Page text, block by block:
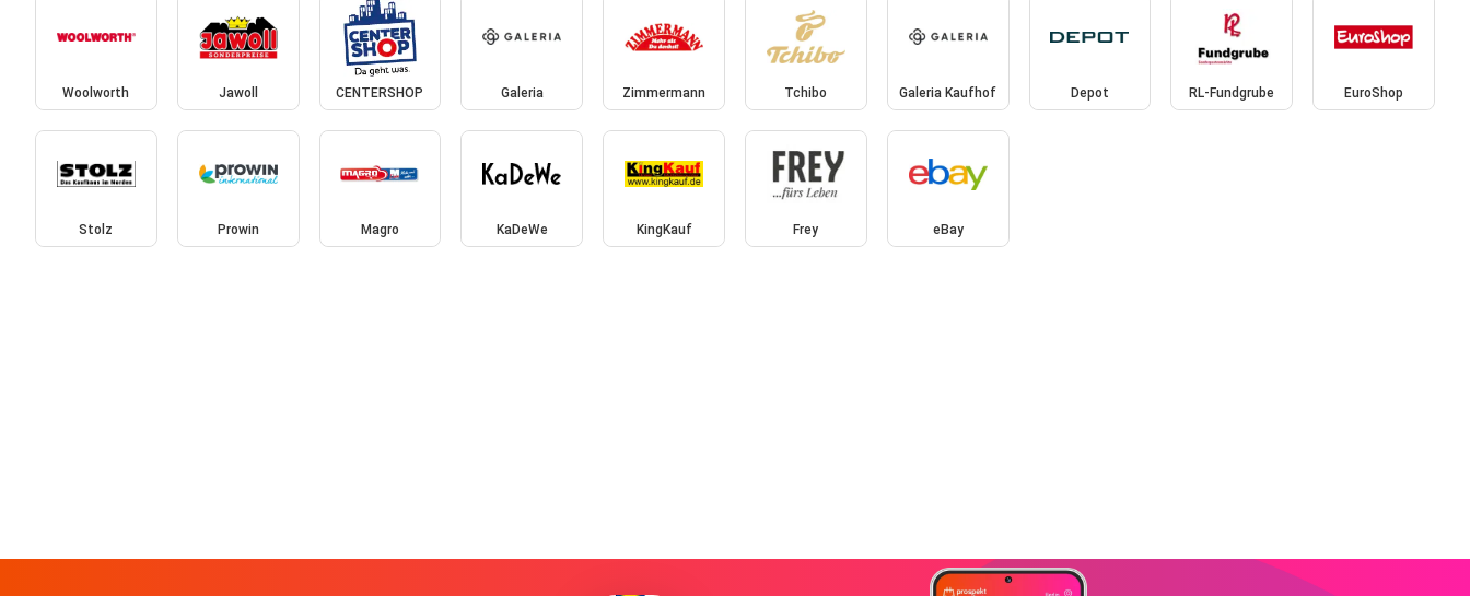
Woolworth Jawoll CENTERSHOP Galeria Zimmermann Tchibo Galeria Kaufhof Depot RL-Fundgrube EuroShop
Stolz Prowin Magro KaDeWe KingKauf Frey eBay